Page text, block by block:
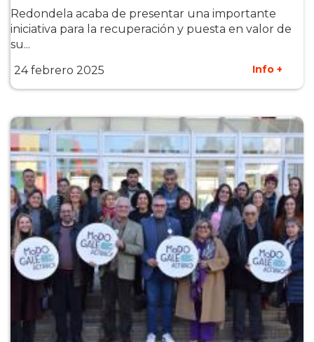
Redondela acaba de presentar una importante
iniciativa para la recuperación y puesta en valor de
su...
24 febrero 2025
Info +